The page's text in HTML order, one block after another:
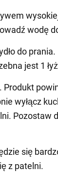
wodę
do
jest 1
Produkt
wyłącz
Pozostaw
się
z patelni.